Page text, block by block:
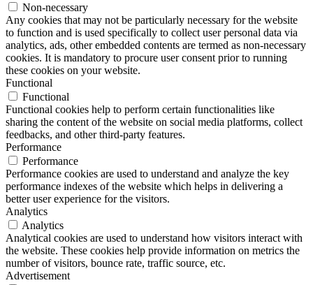
Non-necessary
Any cookies that may not be particularly necessary for the website
to function and is used specifically to collect user personal data via
analytics, ads, other embedded contents are termed as non-necessary
cookies. It is mandatory to procure user consent prior to running
these cookies on your website.
Functional
Functional
Functional cookies help to perform certain functionalities like
sharing the content of the website on social media platforms, collect
feedbacks, and other third-party features.
Performance
Performance
Performance cookies are used to understand and analyze the key
performance indexes of the website which helps in delivering a
better user experience for the visitors.
Analytics
Analytics
Analytical cookies are used to understand how visitors interact with
the website. These cookies help provide information on metrics the
number of visitors, bounce rate, traffic source, etc.
Advertisement